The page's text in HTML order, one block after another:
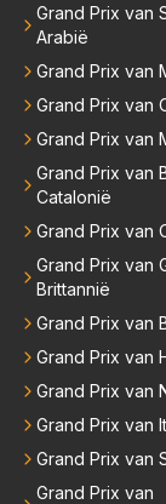
Grand Prix van
Arabië
Grand Prix van
Grand Prix van
Grand Prix van
Grand Prix van
Catalonië
Grand Prix van
Grand Prix van
Brittannië
Grand Prix van
Grand Prix van
Grand Prix van
Grand Prix van
Grand Prix van
Grand Prix van